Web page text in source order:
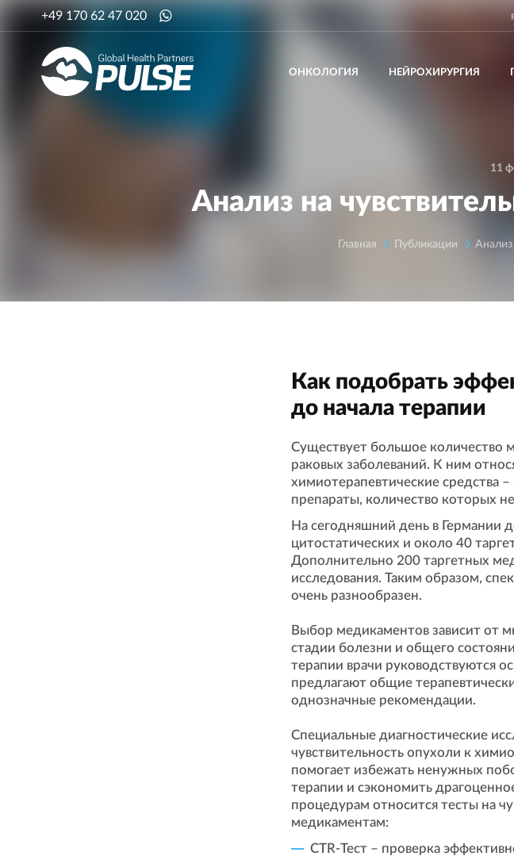
+49 170 62 47 020
ОНКОЛОГИЯ НЕЙРОХИРУРГИЯ
11
Анализ на
Главная Публикации Анализ
Как подобрать
до начала терапии
Существует большое количество
раковых заболеваний. К ним
химиотерапевтические средства
препараты, количество которых
На сегодняшний день в
цитостатических и около 40
Дополнительно 200 таргетных
исследования. Таким образом,
очень разнообразен.
Выбор медикаментов зависит от
стадии болезни и общего
терапии врачи руководствуются
предлагают общие
однозначные рекомендации.
Специальные диагностические
чувствительность опухоли к
помогает избежать ненужных
терапии и сэкономить
процедурам относится тесты на
медикаментам:
CTR-Тест – проверка